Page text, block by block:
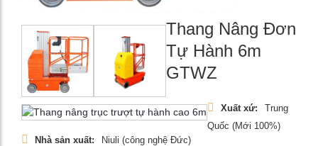
Thang Nâng Đơn
Tự Hành 6m
GTWZ
Xuất xứ:
Trung
Quốc (Mới 100%)
Nhà sản xuất:
Niuli (công nghệ Đức)